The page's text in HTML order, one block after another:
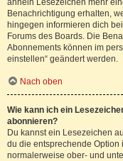
ähneln Lesezeichen mehr
Benachrichtigung erhalten,
hingegen informieren dich
Forums des Boards. Die
Abonnements können im
einstellen“ geändert werden.
Nach oben
Wie kann ich ein
abonnieren?
Du kannst ein Lesezeichen
du die entsprechende Option
normalerweise ober- und